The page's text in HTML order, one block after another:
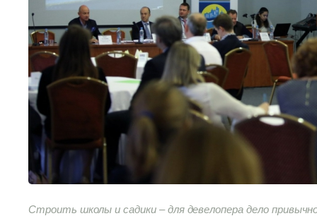
Строить школы и садики – для девелопера дело